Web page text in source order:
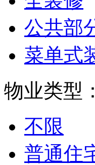
公共部
菜单式
物业类型：
不限
普通住